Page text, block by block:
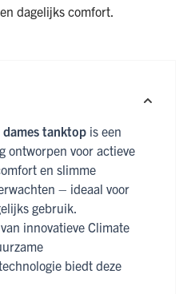
dagelijks comfort.
tanktop is een
ontworpen voor actieve
en slimme
– ideaal voor
gebruik.
innovatieve Climate
biedt deze